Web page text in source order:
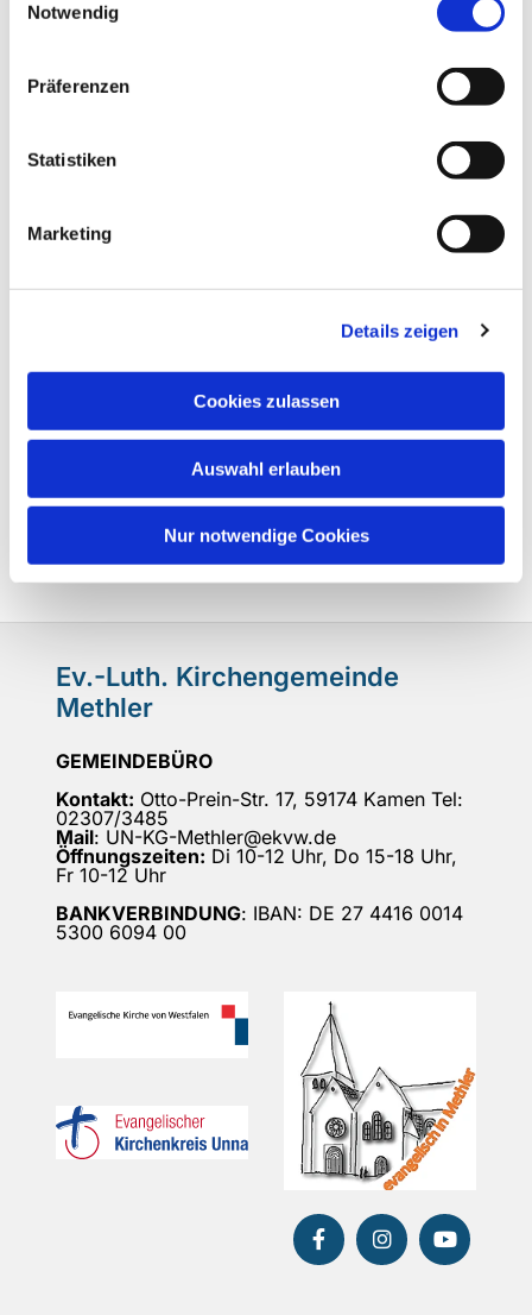
Notwendig
Präferenzen
Statistiken
Marketing
Details zeigen
Cookies zulassen
Auswahl erlauben
Nur notwendige Cookies
Ev.-Luth. Kirchengemeinde
Methler
GEMEINDEBÜRO
Kontakt: Otto-Prein-Str. 17, 59174 Kamen Tel:
02307/3485
Mail: UN-KG-Methler@ekvw.de
Öffnungszeiten: Di 10-12 Uhr, Do 15-18 Uhr,
Fr 10-12 Uhr
BANKVERBINDUNG: IBAN: DE 27 4416 0014
5300 6094 00